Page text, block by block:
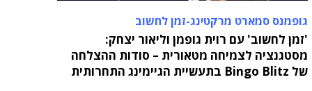
גופמנס סמארט מרקטינג-זמן לחשוב
'זמן לחשוב' עם רוית גופמן וליאור יצחק:
מסטגנציה לצמיחה מטאורית – סודות ההצלחה
של Bingo Blitz בתעשיית הגיימינג התחרותית